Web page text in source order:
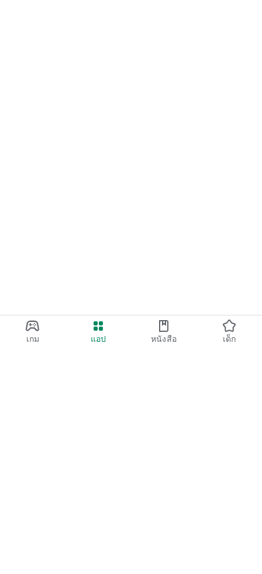
เกม แอป หนังสือ เด็ก